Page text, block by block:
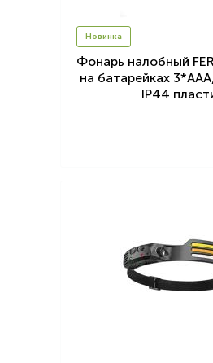
Новинка
Фонарь налобный
на батарейках
IP44